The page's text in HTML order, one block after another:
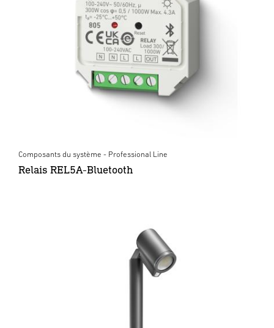
Composants du système - Professional Line
Relais REL5A-Bluetooth